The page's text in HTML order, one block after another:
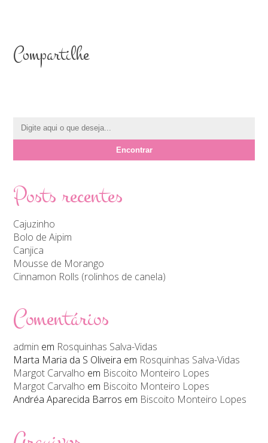
Compartilhe
Posts recentes
Cajuzinho
Bolo de Aipim
Canjica
Mousse de Morango
Cinnamon Rolls (rolinhos de canela)
Comentários
admin em Rosquinhas Salva-Vidas
Marta Maria da S Oliveira em Rosquinhas Salva-Vidas
Margot Carvalho em Biscoito Monteiro Lopes
Margot Carvalho em Biscoito Monteiro Lopes
Andréa Aparecida Barros em Biscoito Monteiro Lopes